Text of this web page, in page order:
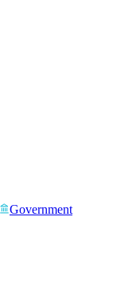
Government